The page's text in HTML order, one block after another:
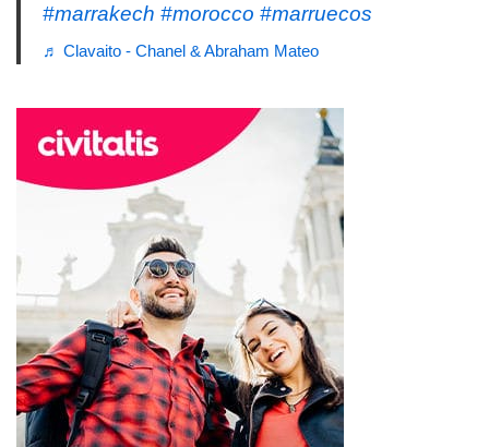
#marrakech #morocco #marruecos
♬ Clavaito - Chanel & Abraham Mateo